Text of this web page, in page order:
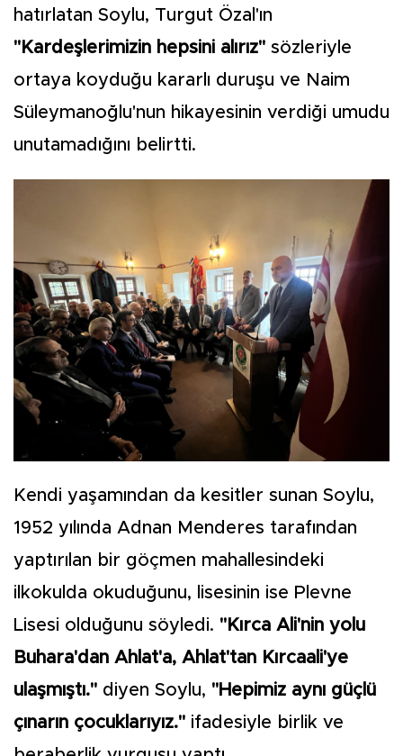
hatırlatan Soylu, Turgut Özal'ın
"Kardeşlerimizin hepsini alırız" sözleriyle
ortaya koyduğu kararlı duruşu ve Naim
Süleymanoğlu'nun hikayesinin verdiği umudu
unutamadığını belirtti.
Kendi yaşamından da kesitler sunan Soylu,
1952 yılında Adnan Menderes tarafından
yaptırılan bir göçmen mahallesindeki
ilkokulda okuduğunu, lisesinin ise Plevne
Lisesi olduğunu söyledi. "Kırca Ali'nin yolu
Buhara'dan Ahlat'a, Ahlat'tan Kırcaali'ye
ulaşmıştı." diyen Soylu, "Hepimiz aynı güçlü
çınarın çocuklarıyız." ifadesiyle birlik ve